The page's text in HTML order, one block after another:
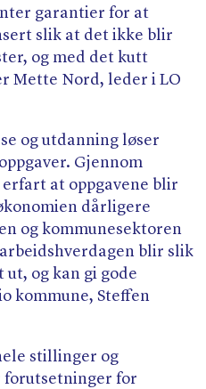
garantier for at
slik at det ikke blir
og med det kutt
Mette Nord, leder i LO
og utdanning løser
Gjennom
at oppgavene blir
dårligere
og kommunesektoren
blir slik
ut, og kan gi gode
kommune, Steffen
stillinger og
for